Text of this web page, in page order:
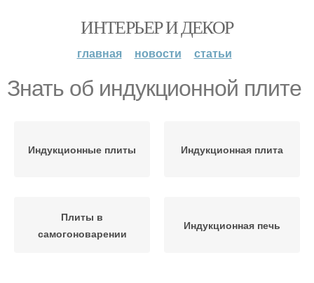
ИНТЕРЬЕР И ДЕКОР
главная новости статьи
Знать об индукционной плите
Индукционные плиты Индукционная плита
Плиты в
самогоноварении
Индукционная печь